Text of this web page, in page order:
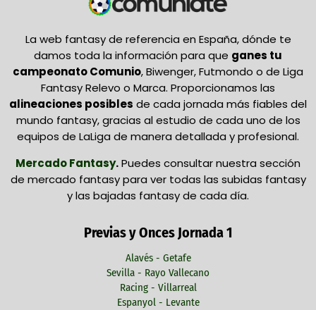
La web fantasy de referencia en España, dónde te
damos toda la información para que ganes tu
campeonato Comunio, Biwenger, Futmondo o de Liga
Fantasy Relevo o Marca. Proporcionamos las
alineaciones posibles de cada jornada más fiables del
mundo fantasy, gracias al estudio de cada uno de los
equipos de LaLiga de manera detallada y profesional.
Mercado Fantasy.Puedes consultar nuestra sección
de mercado fantasy para ver todas las subidas fantasy
y las bajadas fantasy de cada día.
Previas y Onces Jornada 1
Alavés - Getafe
Sevilla - Rayo Vallecano
Racing - Villarreal
Espanyol - Levante